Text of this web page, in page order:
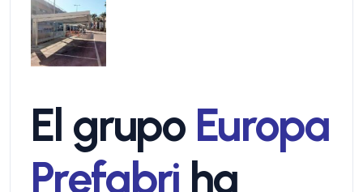
El grupo Europa
Prefabri ha